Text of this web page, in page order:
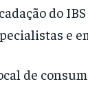
do
e
de